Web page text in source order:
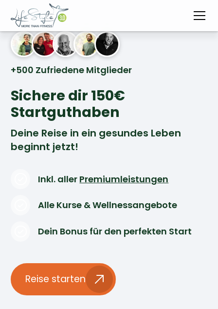
+500 Zufriedene Mitglieder
Sichere dir 150€
Startguthaben
Deine Reise in ein gesundes Leben
beginnt jetzt!
Inkl. aller Premiumleistungen
Alle Kurse & Wellnessangebote
Dein Bonus für den perfekten Start
Reise starten